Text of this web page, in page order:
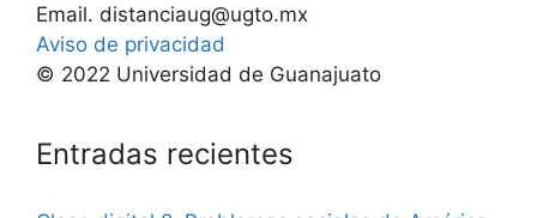
Email. distanciaug@ugto.mx
Aviso de privacidad
© 2022 Universidad de Guanajuato
Entradas recientes